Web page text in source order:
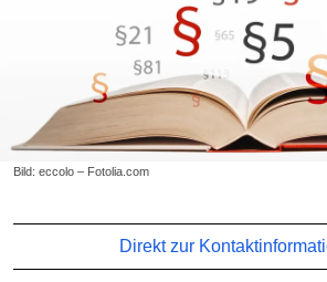
Bild: eccolo – Fotolia.com
Direkt zur